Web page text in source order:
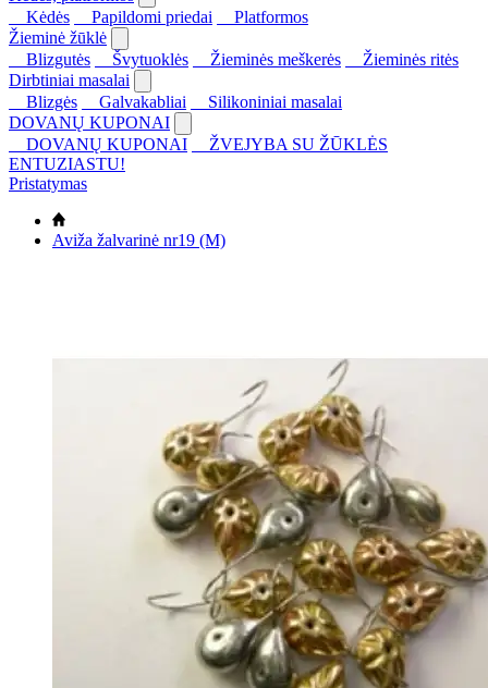
Kėdės
Papildomi priedai
Platformos
Žieminė žūklė
Blizgutės
Švytuoklės Žieminės meškerės
Žieminės ritės
Dirbtiniai masalai
Blizgės
Galvakabliai
Silikoniniai masalai
DOVANŲ KUPONAI
DOVANŲ KUPONAI
ŽVEJYBA SU ŽŪKLĖS
ENTUZIASTU!
Pristatymas
Aviža žalvarinė nr19 (M)